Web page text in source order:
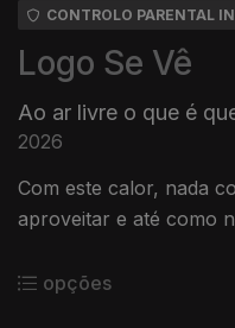
CONTROLO PARENTAL
Logo Se Vê
Ao ar livre o que é
2026
Com este calor, nada
aproveitar e até como
opções